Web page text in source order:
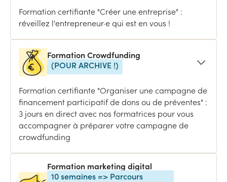
Formation certifiante "Créer une entreprise" :
réveillez l'entrepreneur·e qui est en vous !
Formation Crowdfunding
(POUR ARCHIVE !)
Formation certifiante "Organiser une campagne de
financement participatif de dons ou de préventes" :
3 jours en direct avec nos formatrices pour vous
accompagner à préparer votre campagne de
crowdfunding
Formation marketing digital
10 semaines => Parcours